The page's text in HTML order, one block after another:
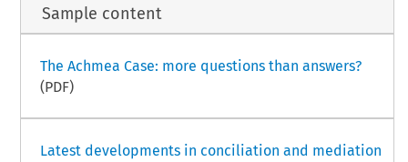
Sample content
The Achmea Case: more questions than answers?
(PDF)
Latest developments in conciliation and mediation